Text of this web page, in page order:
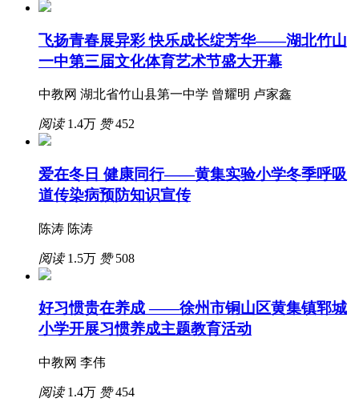
飞扬青春展异彩 快乐成长绽芳华——湖北竹山
一中第三届文化体育艺术节盛大开幕
中教网 湖北省竹山县第一中学 曾耀明 卢家鑫
阅读1.4万 赞452
爱在冬日 健康同行——黄集实验小学冬季呼吸
道传染病预防知识宣传
陈涛 陈涛
阅读1.5万 赞508
好习惯贵在养成 ——徐州市铜山区黄集镇郓城
小学开展习惯养成主题教育活动
中教网 李伟
阅读1.4万 赞454